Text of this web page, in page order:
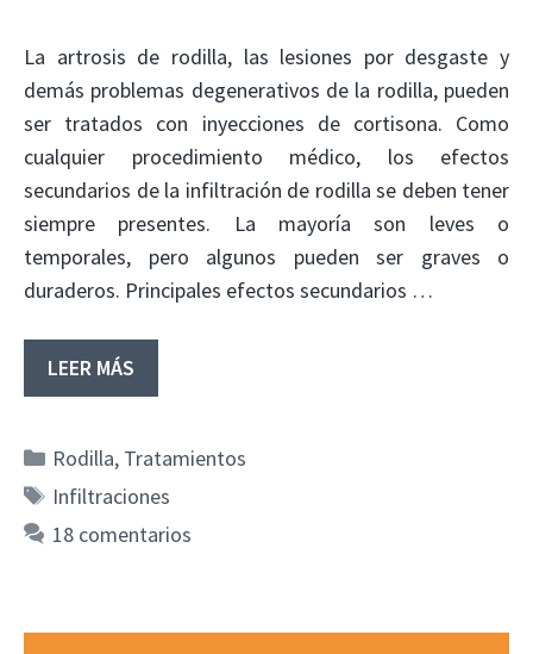
La artrosis de rodilla, las lesiones por desgaste y
demás problemas degenerativos de la rodilla, pueden
ser tratados con inyecciones de cortisona. Como
cualquier procedimiento médico, los efectos
secundarios de la infiltración de rodilla se deben tener
siempre presentes. La mayoría son leves o
temporales, pero algunos pueden ser graves o
duraderos. Principales efectos secundarios …
LEER MÁS
Categorías
Rodilla, Tratamientos
Etiquetas
Infiltraciones
18 comentarios